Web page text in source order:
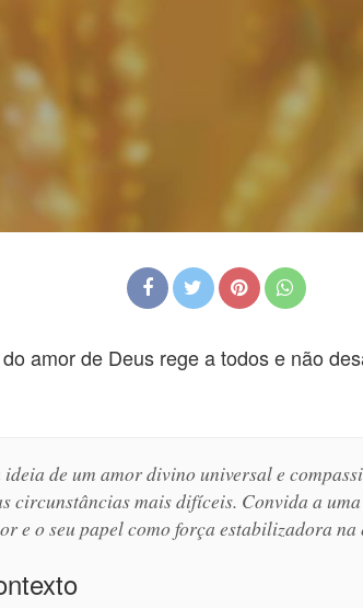
amor de Deus rege a todos e não
de um amor divino universal e
circunstâncias mais difíceis. Convida a
e o seu papel como força estabilizadora na